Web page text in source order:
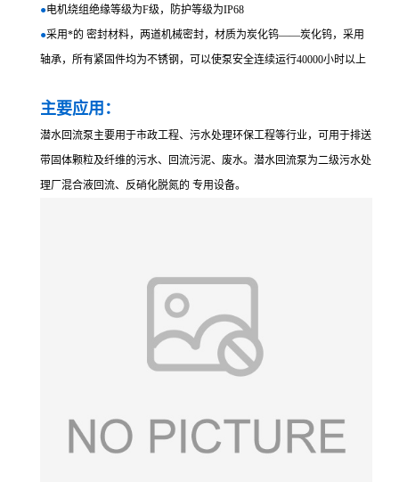
●电机绕组绝缘等级为F级，防护等级为IP68
●采用*的 密封材料，两道机械密封，材质为炭化钨――炭化钨，采用
轴承，所有紧固件均为不锈钢，可以使泵安全连续运行40000小时以上
主要应用：
潜水回流泵主要用于市政工程、污水处理环保工程等行业，可用于排送
带固体颗粒及纤维的污水、回流污泥、废水。潜水回流泵为二级污水处
理厂混合液回流、反硝化脱氮的 专用设备。